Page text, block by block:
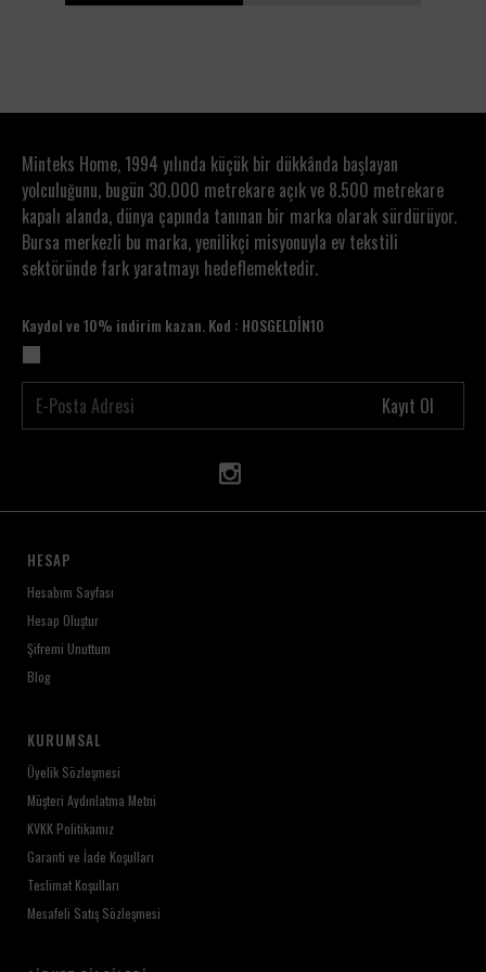
1
Minteks Home, 1994 yılında küçük bir dükkânda başlayan
yolculuğunu, bugün 30.000 metrekare açık ve 8.500 metrekare
kapalı alanda, dünya çapında tanınan bir marka olarak sürdürüyor.
Bursa merkezli bu marka, yenilikçi misyonuyla ev tekstili
sektöründe fark yaratmayı hedeflemektedir.
Kaydol ve 10% indirim kazan. Kod : HOSGELDİN10
Kayıt Ol
HESAP
Hesabım Sayfası
Hesap Oluştur
Şifremi Unuttum
Blog
KURUMSAL
Üyelik Sözleşmesi
Müşteri Aydınlatma Metni
KVKK Politikamız
Garanti ve İade Koşulları
Teslimat Koşulları
Mesafeli Satış Sözleşmesi